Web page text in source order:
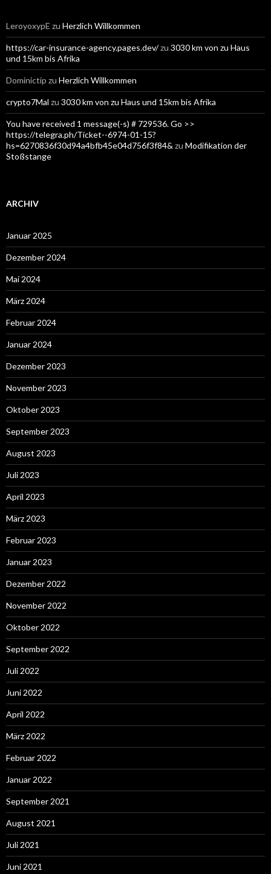
LeroyoxypE zu Herzlich Willkommen
https://car-insurance-agency.pages.dev/zu 3030 km von zu Haus
und 15km bis Afrika
Dominictip zu Herzlich Willkommen
crypto7Mal zu 3030 km von zu Haus und 15km bis Afrika
You have received 1 message(-s) # 729536. Go >>
https://telegra.ph/Ticket--6974-01-15?
hs=6270836f30d94a4bfb45e04d756f3f84& zu Modifikation der
Stoßstange
ARCHIV
Januar 2025
Dezember 2024
Mai 2024
März 2024
Februar 2024
Januar 2024
Dezember 2023
November 2023
Oktober 2023
September 2023
August 2023
Juli 2023
April 2023
März 2023
Februar 2023
Januar 2023
Dezember 2022
November 2022
Oktober 2022
September 2022
Juli 2022
Juni 2022
April 2022
März 2022
Februar 2022
Januar 2022
September 2021
August 2021
Juli 2021
Juni 2021